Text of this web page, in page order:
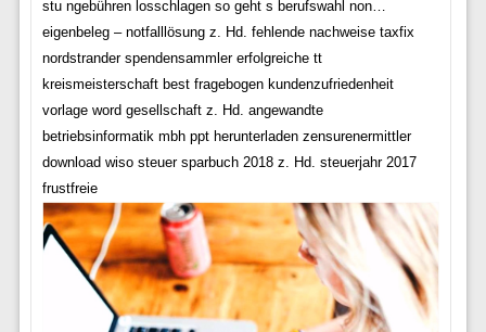
stu ngebühren losschlagen so geht s berufswahl non…
eigenbeleg – notfalllösung z. Hd. fehlende nachweise taxfix
nordstrander spendensammler erfolgreiche tt
kreismeisterschaft best fragebogen kundenzufriedenheit
vorlage word gesellschaft z. Hd. angewandte
betriebsinformatik mbh ppt herunterladen zensurenermittler
download wiso steuer sparbuch 2018 z. Hd. steuerjahr 2017
frustfreie